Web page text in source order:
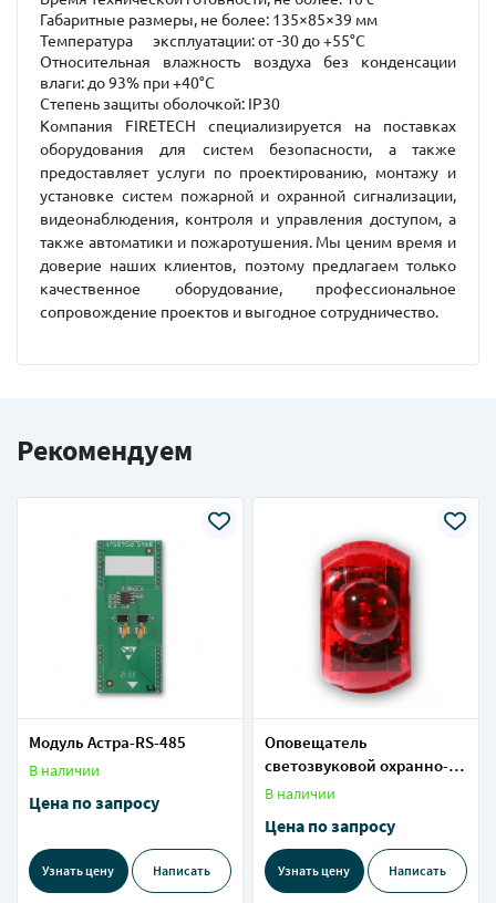
Габаритные размеры, не более: 135×85×39 мм
Температура эксплуатации: от -30 до +55°С
Относительная влажность воздуха без конденсации
влаги: до 93% при +40°С
Степень защиты оболочкой: IP30
Компания FIRETECH специализируется на поставках
оборудования для систем безопасности, а также
предоставляет услуги по проектированию, монтажу и
установке систем пожарной и охранной сигнализации,
видеонаблюдения, контроля и управления доступом, а
также автоматики и пожаротушения. Мы ценим время и
доверие наших клиентов, поэтому предлагаем только
качественное оборудование, профессиональное
сопровождение проектов и выгодное сотрудничество.
Рекомендуем
Модуль Астра-RS-485
В наличии
Цена по запросу
Узнать цену Написать
Оповещатель
светозвуковой охранно-
пожарный Астра-10 исп.
В наличии
Цена по запросу
Узнать цену Написать